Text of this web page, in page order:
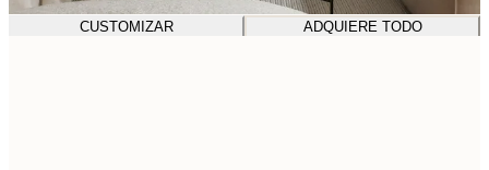
CUSTOMIZAR ADQUIERE TODO